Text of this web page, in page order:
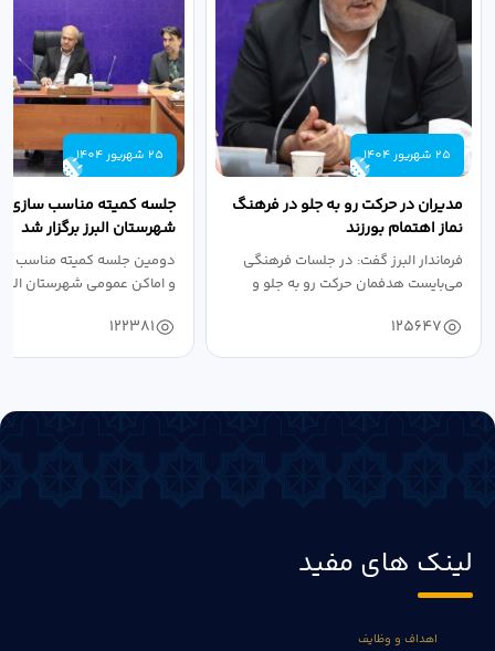
25 شهریور 1404
مدیران در حرکت رو به جلو در فرهنگ
نماز اهتمام بورزند
فرماندار البرز گفت: در جلسات فرهنگی
می‌بایست هدفمان حرکت رو به جلو و
125647
25 شهریور 1404
جلسه کمیته مناسب سازی
شهرستان البرز برگزار شد
دومین جلسه کمیته مناسب
و اماکن عمومی شهرستان
122381
لینک های مفید
اهداف و وظایف